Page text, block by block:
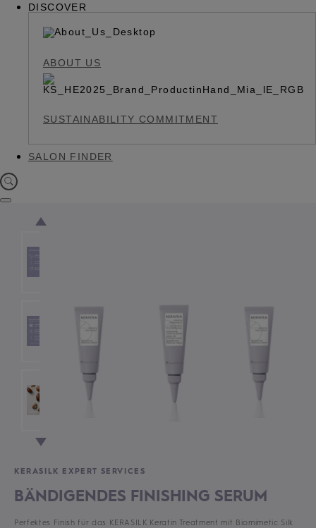
DISCOVER
ABOUT US
SUSTAINABILITY COMMITMENT
SALON FINDER
KERASILK EXPERT SERVICES
BÄNDIGENDES FINISHING SERUM
Perfektes Finish für das KERASILK Keratin Treatment mit Biomimetic Silk